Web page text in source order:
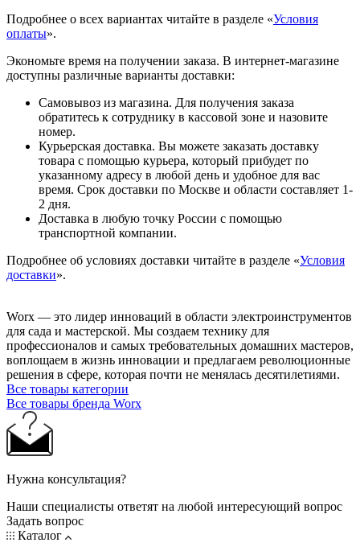
Подробнее о всех вариантах читайте в разделе «Условия
оплаты».
Экономьте время на получении заказа. В интернет-магазине
доступны различные варианты доставки:
Самовывоз из магазина. Для получения заказа
обратитесь к сотруднику в кассовой зоне и назовите
номер.
Курьерская доставка. Вы можете заказать доставку
товара с помощью курьера, который прибудет по
указанному адресу в любой день и удобное для вас
время. Срок доставки по Москве и области составляет 1-
2 дня.
Доставка в любую точку России с помощью
транспортной компании.
Подробнее об условиях доставки читайте в разделе «Условия
доставки».
Worx — это лидер инноваций в области электроинструментов
для сада и мастерcкой. Мы создаем технику для
профессионалов и самых требовательных домашних мастеров,
воплощаем в жизнь инновации и предлагаем революционные
решения в сфере, которая почти не менялась десятилетиями.
Все товары категории
Все товары бренда Worx
Нужна консультация?
Наши специалисты ответят на любой интересующий вопрос
Задать вопрос
Каталог